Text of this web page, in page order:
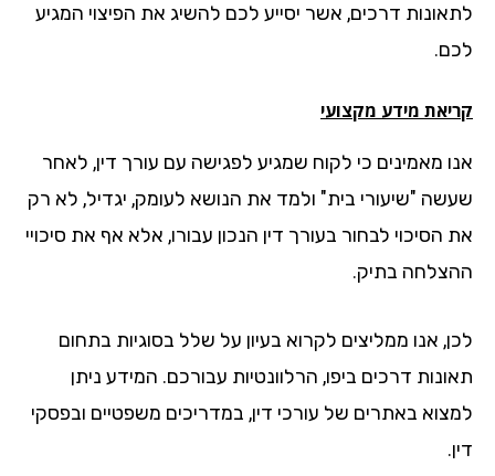
דרכים, אשר יסייע לכם להשיג את הפיצוי המגיע
מידע מקצועי
מאמינים כי לקוח שמגיע לפגישה עם עורך דין, לאחר
"שיעורי בית" ולמד את הנושא לעומק, יגדיל, לא רק
הסיכוי לבחור בעורך דין הנכון עבורו, אלא אף את סיכויי
בתיק.
אנו ממליצים לקרוא בעיון על שלל בסוגיות בתחום
דרכים ביפו, הרלוונטיות עבורכם. המידע ניתן
באתרים של עורכי דין, במדריכים משפטיים ובפסקי